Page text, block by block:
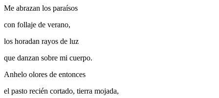
Me abrazan los paraísos
con follaje de verano,
los horadan rayos de luz
que danzan sobre mi cuerpo.
Anhelo olores de entonces
el pasto recién cortado, tierra mojada,